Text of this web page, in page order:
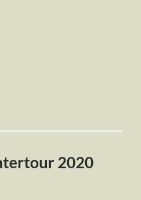
2020